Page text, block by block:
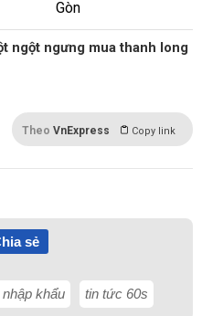
ngột ngưng mua thanh long
Theo VnExpress Copy link
sẻ
khẩu tin tức 60s